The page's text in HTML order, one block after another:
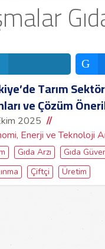
Tarım
ve Çözüm
2025
Enerji ve Teknoloji
Gıda Arzı Gıda
Çiftçi Üretim